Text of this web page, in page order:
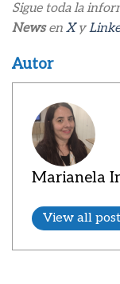
Sigue toda la
Newsen Xy
Autor
Marianela
View all